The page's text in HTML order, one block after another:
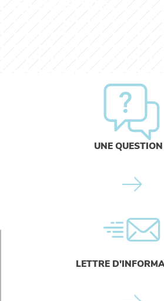
UNE QUESTION
LETTRE